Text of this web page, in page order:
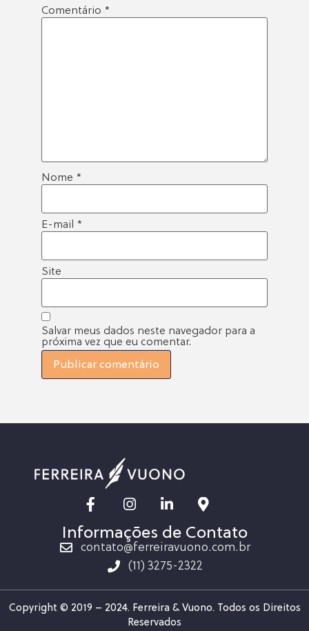
Comentário *
Nome *
E-mail *
Site
Salvar meus dados neste navegador para a
próxima vez que eu comentar.
Informações de Contato
contato@ferreiravuono.com.br
(11) 3275-2322
Copyright © 2019 – 2024. Ferreira & Vuono. Todos os Direitos
Reservados